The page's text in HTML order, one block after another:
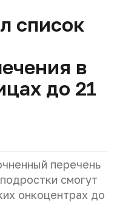
список
в
до 21
перечень
смогут
онкоцентрах до